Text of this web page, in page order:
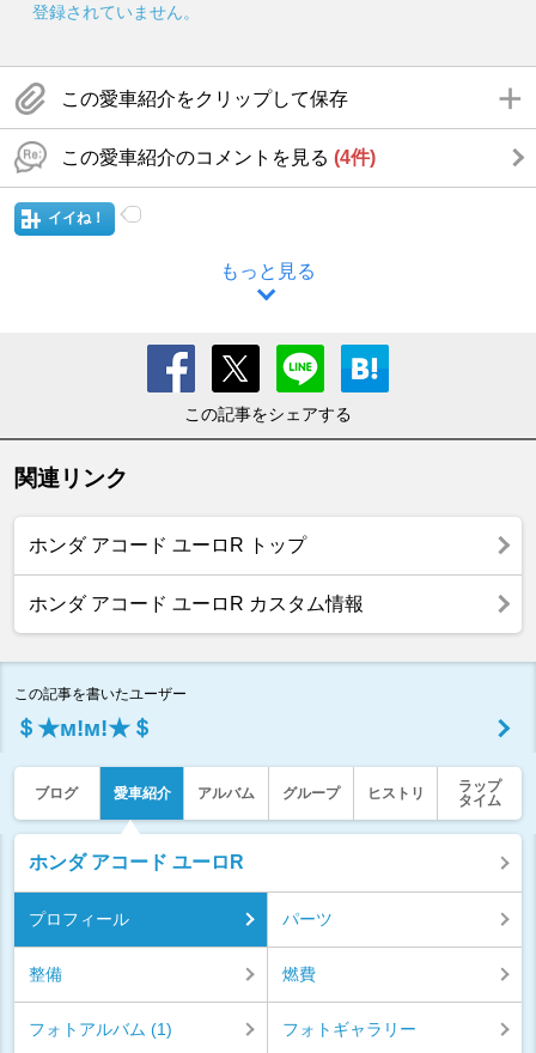
登録されていません。
この愛車紹介をクリップして保存
この愛車紹介のコメントを見る (4件)
イイね！
もっと見る
この記事をシェアする
関連リンク
ホンダ アコード ユーロR トップ
ホンダ アコード ユーロR カスタム情報
この記事を書いたユーザー
＄★м!м!★＄
ブログ 愛車紹介 アルバム グループ ヒストリ
ラップ
タイム
ホンダ アコード ユーロR
プロフィール パーツ
整備 燃費
フォトアルバム (1) フォトギャラリー